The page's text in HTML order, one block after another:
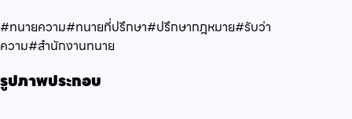
#ทนายความ#ทนายที่ปรึกษา#ปรึกษากฎหมาย#รับว่า
ความ#สำนักงานทนาย
รูปภาพประกอบ